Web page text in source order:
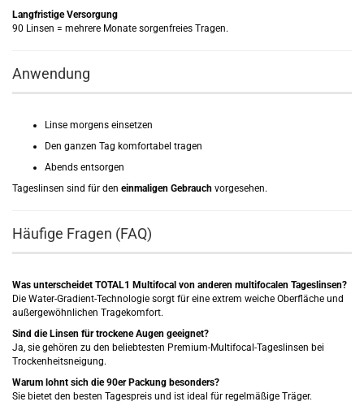
Langfristige Versorgung
90 Linsen = mehrere Monate sorgenfreies Tragen.
Anwendung
Linse morgens einsetzen
Den ganzen Tag komfortabel tragen
Abends entsorgen
Tageslinsen sind für den einmaligen Gebrauch vorgesehen.
Häufige Fragen (FAQ)
Was unterscheidet TOTAL1 Multifocal von anderen multifocalen Tageslinsen?
Die Water-Gradient-Technologie sorgt für eine extrem weiche Oberfläche und
außergewöhnlichen Tragekomfort.
Sind die Linsen für trockene Augen geeignet?
Ja, sie gehören zu den beliebtesten Premium-Multifocal-Tageslinsen bei
Trockenheitsneigung.
Warum lohnt sich die 90er Packung besonders?
Sie bietet den besten Tagespreis und ist ideal für regelmäßige Träger.